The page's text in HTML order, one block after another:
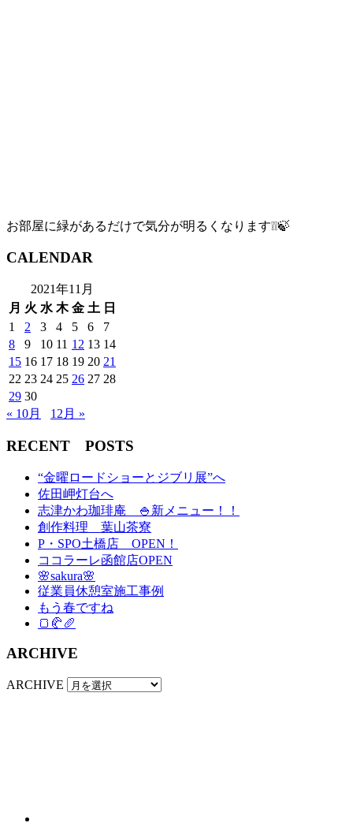
お部屋に緑があるだけで気分が明るくなります❕❕🍃
CALENDAR
2021年11月
月 火 水 木 金 土 日
1
2 3 4 5 6
7
8
9 10 11 12 13 14
15 16 17 18 19 20 21
22 23 24 25 26 27 28
29 30
« 10月
12月 »
RECENT POSTS
“金曜ロードショーとジブリ展”へ
佐田岬灯台へ
志津かわ珈琲庵 🍚新メニュー！！
創作料理 葉山茶寮
P・SPO土橋店 OPEN！
ココラーレ函館店OPEN
🌸sakura🌸
従業員休憩室施工事例
もう春ですね
🍞🥐🥖
ARCHIVE
ARCHIVE